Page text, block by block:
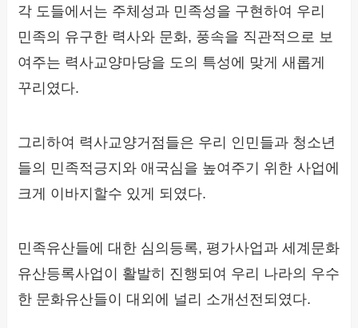
각 도들에서는 주체성과 민족성을 구현하여 우리
민족의 유구한 력사와 문화, 풍속을 직관적으로 보
여주는 력사교양마당을 도의 특성에 맞게 새롭게
꾸리였다.
그리하여 력사교양거점들은 우리 인민들과 청소년
들의 민족적긍지와 애국심을 높여주기 위한 사업에
크게 이바지할수 있게 되였다.
민족유산들에 대한 심의등록, 평가사업과 세계문화
유산등록사업이 활발히 진행되여 우리 나라의 우수
한 문화유산들이 대외에 널리 소개선전되였다.